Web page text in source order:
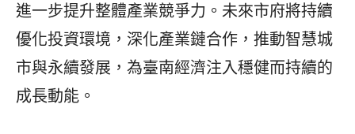
進一步提升整體產業競爭力。未來市府將持續
優化投資環境，深化產業鏈合作，推動智慧城
市與永續發展，為臺南經濟注入穩健而持續的
成長動能。